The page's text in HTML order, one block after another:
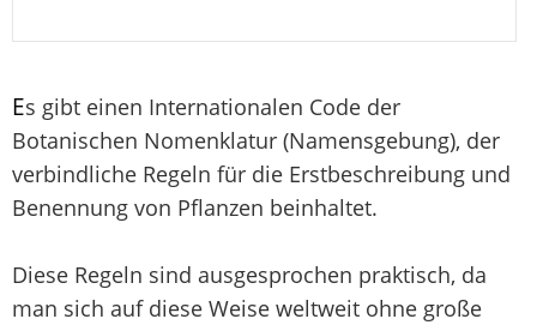
Es gibt einen Internationalen Code der
Botanischen Nomenklatur (Namensgebung), der
verbindliche Regeln für die Erstbeschreibung und
Benennung von Pflanzen beinhaltet.
Diese Regeln sind ausgesprochen praktisch, da
man sich auf diese Weise weltweit ohne große